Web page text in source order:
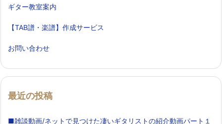
ギター教室案内
【TAB譜・楽譜】作成サービス
お問い合わせ
最近の投稿
■雑談動画/ネットで見つけた凄いギタリストの紹介動画パート１